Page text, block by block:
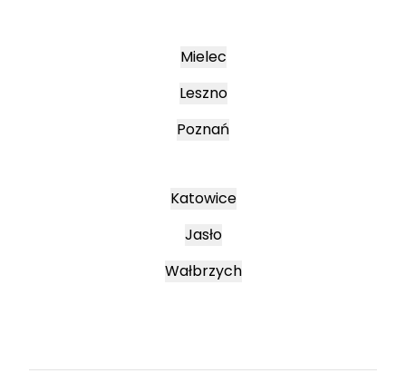
Mielec
Leszno
Poznań
Katowice
Jasło
Wałbrzych